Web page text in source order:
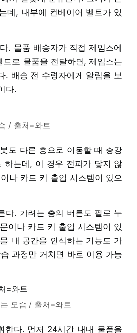
데, 내부에 컨베이어 벨트가 있
. 물품 배송자가 직접 제임스에
로 물품을 전달하면, 제임스는
. 배송 전 수령자에게 알림을 보
다.
/ 출처=와트
도 다른 층으로 이동할 때 승강
하는데, 이 경우 전파가 닿지 않
나 카드 키 출입 시스템이 있으
다. 가려는 층의 버튼도 팔로 누
이나 카드 키 출입 시스템이 있
내 공간을 인식하는 기능도 가
과정만 거치면 바로 이용 가능
모습 / 출처=와트
한다. 먼저 24시간 내내 물품을